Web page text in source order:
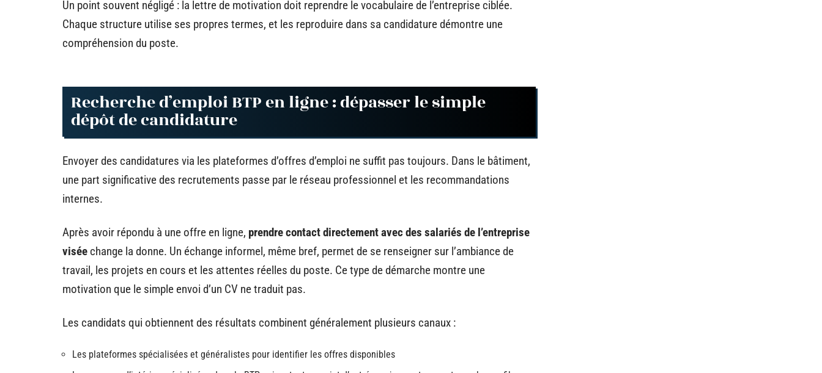
Un point souvent négligé : la lettre de motivation doit reprendre le vocabulaire de l’entreprise ciblée.
Chaque structure utilise ses propres termes, et les reproduire dans sa candidature démontre une
compréhension du poste.
Recherche d’emploi BTP en ligne : dépasser le simple
dépôt de candidature
Envoyer des candidatures via les plateformes d’offres d’emploi ne suffit pas toujours. Dans le bâtiment,
une part significative des recrutements passe par le réseau professionnel et les recommandations
internes.
Après avoir répondu à une offre en ligne, prendre contact directement avec des salariés de l’entreprise
visée change la donne. Un échange informel, même bref, permet de se renseigner sur l’ambiance de
travail, les projets en cours et les attentes réelles du poste. Ce type de démarche montre une
motivation que le simple envoi d’un CV ne traduit pas.
Les candidats qui obtiennent des résultats combinent généralement plusieurs canaux :
Les plateformes spécialisées et généralistes pour identifier les offres disponibles